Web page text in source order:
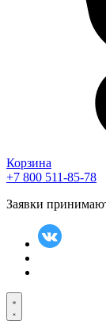
Корзина
+7 800 511-85-78
Заявки